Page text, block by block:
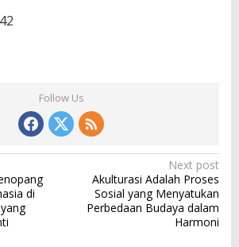
Follow Us
di
Next post
Akulturasi Adalah Proses
Sosial yang Menyatukan
Perbedaan Budaya dalam
Harmoni